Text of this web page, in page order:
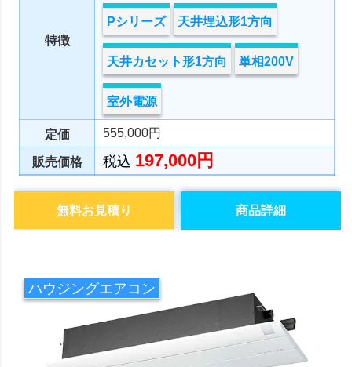
特徴
Pシリーズ 天井埋込形1方向
天井カセット形1方向 単相200V
室外電源
定価 555,000円
販売価格 税込 197,000円
商品詳細
無料お見積り
ハウジングエアコン